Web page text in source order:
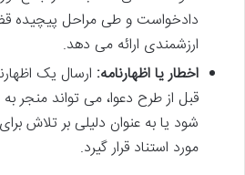
دادخواست و طی مراحل پیچیده
ارزشمندی ارائه می دهد.
اخطار یا اظهارنامه: ارسال یک
قبل از طرح دعوا، می تواند
شود یا به عنوان دلیلی بر تلاش
مورد استناد قرار گیرد.